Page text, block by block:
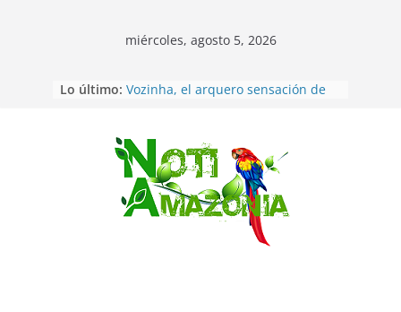
Saltar
miércoles, agosto 5, 2026
Lo último: Vozinha, el arquero sensación de
Pastaza: la parroquia Diez de
Agosto eligió a su nueva reina por
su aniversario
La “deuda de sueño”: una alerta
sobre los efectos de dormir mal en
la salud física y mental
Pastaza: Puyo será sede